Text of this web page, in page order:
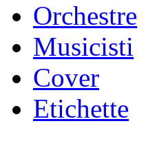
Orchestre
Musicisti
Cover
Etichette